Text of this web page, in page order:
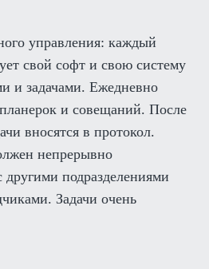
управления:каждый
свой софт и свою систему
и задачами. Ежедневно
и совещаний. После
вносятся в протокол.
непрерывно
подразделениями
Задачи очень